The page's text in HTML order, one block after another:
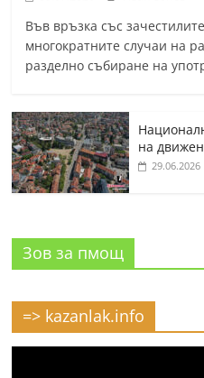
Във връзка със
многократните случаи на
разделно събиране на
на
29.06.2026
Зов за пмощ
=> kazanlak.info